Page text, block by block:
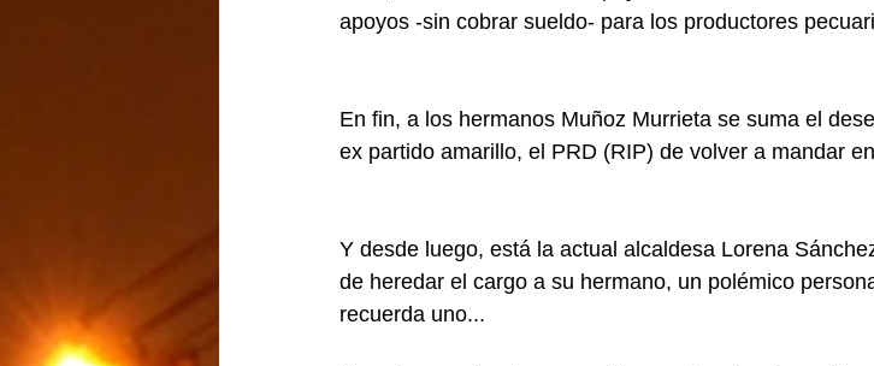
apoyos -sin cobrar sueldo- para los productores
En fin, a los hermanos Muñoz Murrieta se suma el
ex partido amarillo, el PRD (RIP) de volver a mandar
Y desde luego, está la actual alcaldesa Lorena
de heredar el cargo a su hermano, un polémico
recuerda uno...